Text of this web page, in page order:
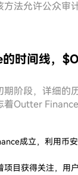
方法允许公众审
时间线，
阶段，详细的
Outter Finance
成立，利用币
项目获得关注，用